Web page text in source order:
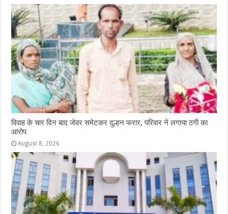
विवाह के चार दिन बाद जेवर समेटकर दुल्हन फरार, परिवार ने लगाया ठगी का
आरोप
August 8, 2026